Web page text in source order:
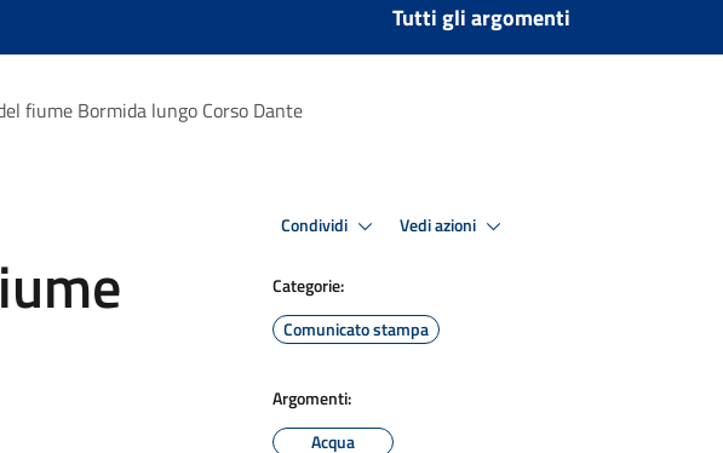
Tutti gli argomenti
fiume Bormida lungo Corso Dante
Condividi Vedi azioni
Categorie:
Comunicato stampa
Argomenti:
Acqua